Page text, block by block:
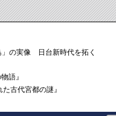
の実像 日台新時代を拓く「3
語』
古代宮都の謎』